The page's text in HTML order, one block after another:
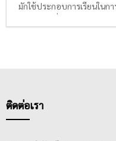
มักใช้ประกอบการเรียนในก
เซนติเมตรที่ต้องการความเ
ไม้บรรทัดเหล็กส่วนใหญ่ทำ
ไม้บรรทัดฟุตเหล็กที่มีจัดจำ
ติดต่อเรา